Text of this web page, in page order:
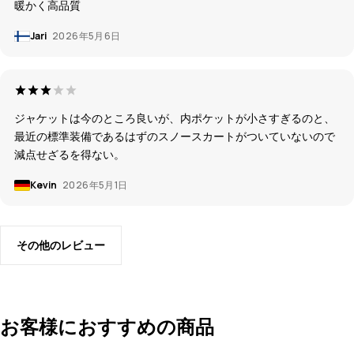
暖かく高品質
Jari 2026年5月6日
ジャケットは今のところ良いが、内ポケットが小さすぎるのと、
最近の標準装備であるはずのスノースカートがついていないので
減点せざるを得ない。
Kevin 2026年5月1日
その他のレビュー
お客様におすすめの商品